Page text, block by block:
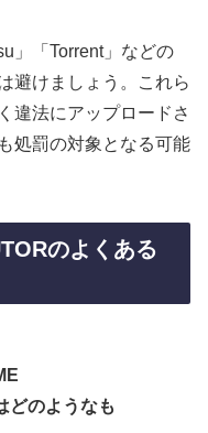
」「Torrent」などの
避けましょう。これら
違法にアップロードさ
処罰の対象となる可能
のよくある
どのようなも